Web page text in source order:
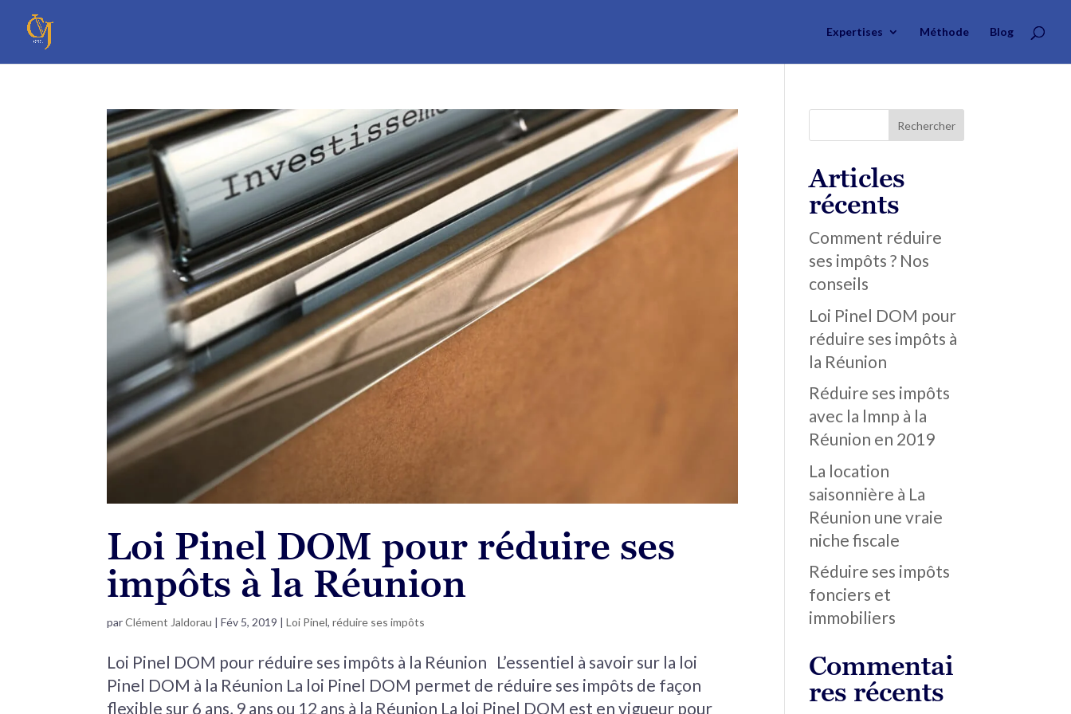
Expertises Méthode Blog
Loi Pinel DOM pour réduire ses
impôts à la Réunion
parClément Jaldorau |Fév 5, 2019 |Loi Pinel,réduire ses impôts
Loi Pinel DOM pour réduire ses impôts à la Réunion L’essentiel à savoir sur la loi
Pinel DOM à la Réunion La loi Pinel DOM permet de réduire ses impôts de façon
flexible sur 6 ans, 9 ans ou 12 ans à la Réunion La loi Pinel DOM est en vigueur pour
Articles
récents
Comment réduire
ses impôts ? Nos
conseils
Loi Pinel DOM pour
réduire ses impôts à
la Réunion
Réduire ses impôts
avec la lmnp à la
Réunion en 2019
La location
saisonnière à La
Réunion une vraie
niche fiscale
Réduire ses impôts
fonciers et
immobiliers
Commentai
res récents